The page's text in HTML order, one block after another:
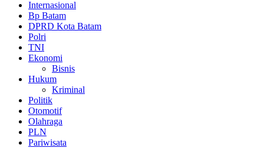
Internasional
Bp Batam
DPRD Kota Batam
Polri
TNI
Ekonomi
Bisnis
Hukum
Kriminal
Politik
Otomotif
Olahraga
PLN
Pariwisata